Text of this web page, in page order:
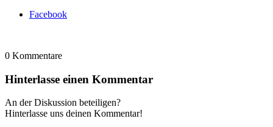
Facebook
0 Kommentare
Hinterlasse einen Kommentar
An der Diskussion beteiligen?
Hinterlasse uns deinen Kommentar!